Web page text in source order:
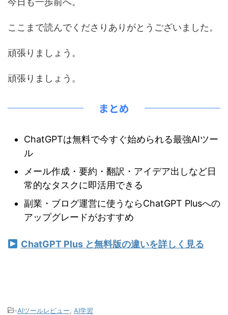
ここまで読んでくださりありがとうございました。
頑張りましょう。
頑張りましょう。
まとめ
ChatGPTは無料で今すぐ始められる最強AIツー
ル
メール作成・要約・翻訳・アイデア出しなど日
常的なタスクに即活用できる
副業・ブログ運営に使うならChatGPT Plusへの
アップグレードがおすすめ
ChatGPT Plus と無料版の違いを詳しく見る
-AIツールレビュー AI学習